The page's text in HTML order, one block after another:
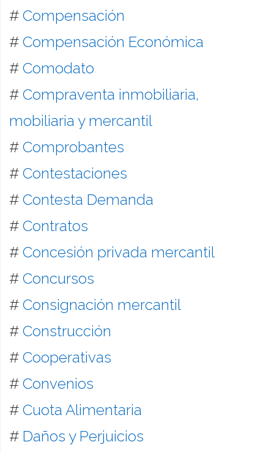
# Compensación
# Compensación Económica
# Comodato
# Compraventa inmobiliaria,
mobiliaria y mercantil
# Comprobantes
# Contestaciones
# Contesta Demanda
# Contratos
# Concesión privada mercantil
# Concursos
# Consignación mercantil
# Construcción
# Cooperativas
# Convenios
# Cuota Alimentaria
# Daños y Perjuicios